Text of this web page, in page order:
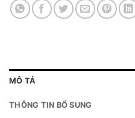
MÔ TẢ
THÔNG TIN BỔ SUNG